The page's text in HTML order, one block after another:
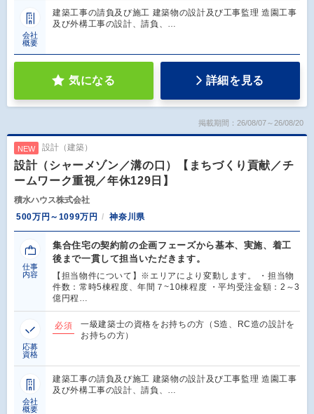
会社
概要
建築工事の請負及び施工 建築物の設計及び工事監理 造園工事
及び外構工事の設計、請負、…
気になる 詳細を見る
掲載期間：26/08/07～26/08/20
NEW 設計（建築）
設計（シャーメゾン／溝の口）【まちづくり貢献／チ
ームワーク重視／年休129日】
積水ハウス株式会社
500万円～1099万円
神奈川県
仕事
内容
集合住宅の契約前の企画フェーズから基本、実施、着工
後まで一貫して担当いただきます。
【担当物件について】※エリアにより変動します。 ・担当物
件数：常時5棟程度、年間７~10棟程度 ・平均受注金額：2～3
億円程…
応募
資格
必須
一級建築士の資格をお持ちの方（S造、RC造の設計を
お持ちの方）
会社
概要
建築工事の請負及び施工 建築物の設計及び工事監理 造園工事
及び外構工事の設計、請負、…